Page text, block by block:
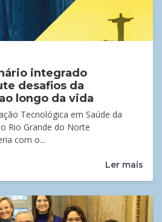
integrado
desafios da
longo da vida
Tecnológica em Saúde da
Rio Grande do Norte
com o...
Ler mais